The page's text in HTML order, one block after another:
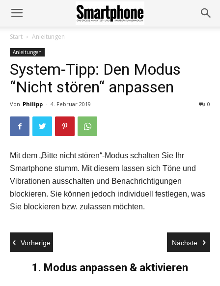
Start Anleitungen
Anleitungen
System-Tipp: Den Modus
“Nicht stören“ anpassen
Von Philipp - 4. Februar 2019 0
Mit dem „Bitte nicht stören“-Modus schalten Sie Ihr
Smartphone stumm. Mit diesem lassen sich Töne und
Vibrationen ausschalten und Benachrichtigungen
blockieren. Sie können jedoch individuell festlegen, was
Sie blockieren bzw. zulassen möchten.
Vorherige Nächste
1. Modus anpassen & aktivieren